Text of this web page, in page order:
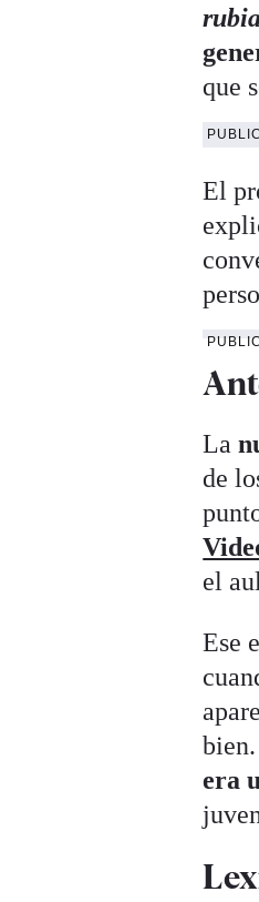
que
El
La
de
el
Ese
era